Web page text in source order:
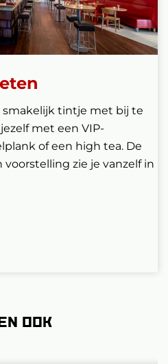
smakelijk tintje met bij te
met een VIP-
of een high tea. De
zie je vanzelf in
ook